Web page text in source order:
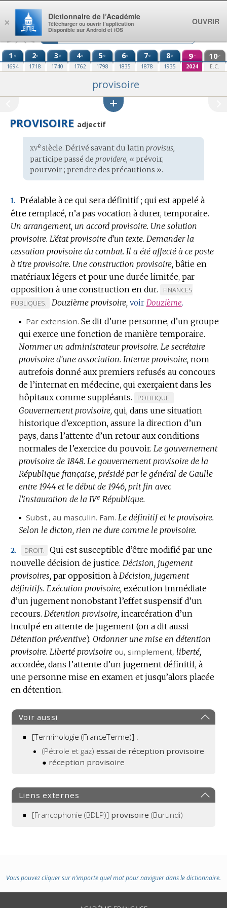
Aller au contenu
1re
1694
2e
1718
3e
1740
4e
1762
5e
1798
6e
1835
7e
1878
8e
1935
9e
2024
10e
E.C.
provisoire
PROVISOIRE adjectif
Étymologie
:
xvesiècle. Dérivé savant du latin provisus,
participe passé de providere, « prévoir,
pourvoir ; prendre des précautions ».
1. Préalable à ce qui sera définitif ; qui est appelé à
être remplacé, n’a pas vocation à durer, temporaire.
Un arrangement, un accord provisoire. Une solution
provisoire. L’état provisoire d’un texte. Demander la
cessation provisoire du combat. Il a été affecté à ce poste
à titre provisoire. Une construction provisoire, bâtie en
matériaux légers et pour une durée limitée, par
opposition à une construction en dur.
MARQUE
DE
:
FINANCES
PUBLIQUES.
Douzième provisoire, voir Douzième.
▪ Par extension. Se dit d’une personne, d’un groupe
qui exerce une fonction de manière temporaire.
Nommer un administrateur provisoire. Le secrétaire
provisoire d’une association. Interne provisoire, nom
autrefois donné aux premiers refusés au concours
de l’internat en médecine, qui exerçaient dans les
hôpitaux comme suppléants.
MARQUE
DE
DOMAINE
:
POLITIQUE.
Gouvernement provisoire, qui, dans une situation
historique d’exception, assure la direction d’un
pays, dans l’attente d’un retour aux conditions
normales de l’exercice du pouvoir. Le gouvernement
provisoire de 1848. Le gouvernement provisoire de la
République française, présidé par le général de Gaulle
entre 1944 et le début de 1946, prit fin avec
l’instauration de la IVe République.
▪ Subst., au masculin. Fam. Le définitif et le provisoire.
Selon le dicton, rien ne dure comme le provisoire.
2.
MARQUE
DE
DOMAINE
:
DROIT.
Qui est susceptible d’être modifié par une
nouvelle décision de justice. Décision, jugement
provisoires, par opposition à Décision, jugement
définitifs. Exécution provisoire, exécution immédiate
d’un jugement nonobstant l’effet suspensif d’un
recours. Détention provisoire, incarcération d’un
inculpé en attente de jugement (on a dit aussi
Détention préventive). Ordonner une mise en détention
provisoire. Liberté provisoire ou, simplement, liberté,
accordée, dans l’attente d’un jugement définitif, à
une personne mise en examen et jusqu’alors placée
en détention.
Voir aussi
[Terminologie (FranceTerme)] :
(Pétrole et gaz)essai de réception provisoire
● réception provisoire
Liens externes
[Francophonie (BDLP)] provisoire (Burundi)
Vous pouvez cliquer sur n’importe quel mot pour naviguer dans le dictionnaire.
×
Dictionnaire de l’Académie
Télécharger ou ouvrir l’application
Disponible sur Android et iOS
OUVRIR